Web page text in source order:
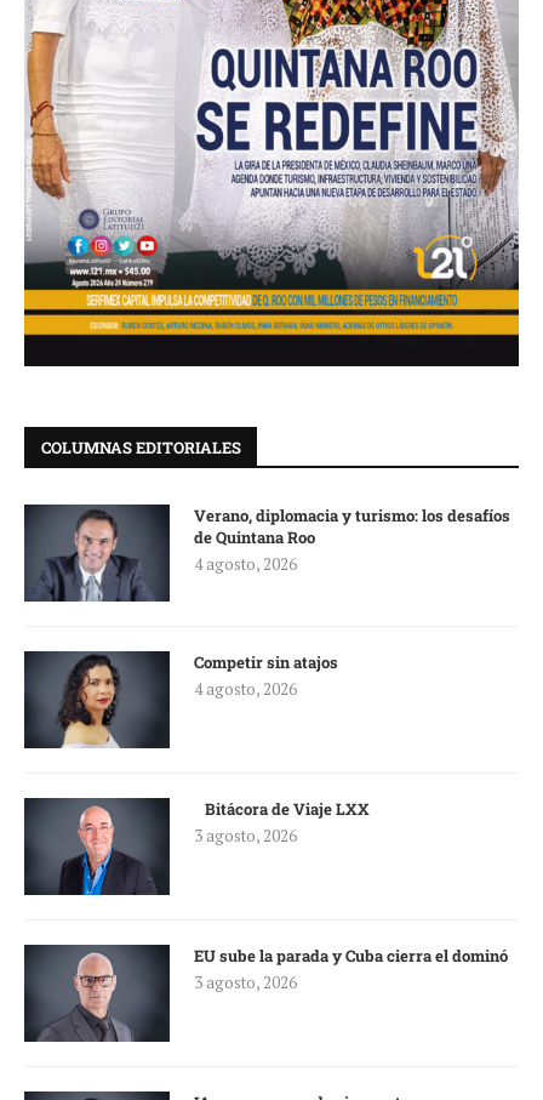
COLUMNAS EDITORIALES
Verano, diplomacia y turismo: los desafíos
de Quintana Roo
4 agosto, 2026
Competir sin atajos
4 agosto, 2026
Bitácora de Viaje LXX
3 agosto, 2026
EU sube la parada y Cuba cierra el dominó
3 agosto, 2026